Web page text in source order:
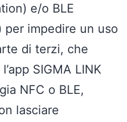
e/o BLE
per impedire un uso
di terzi, che
SIGMA LINK
NFC o BLE,
lasciare